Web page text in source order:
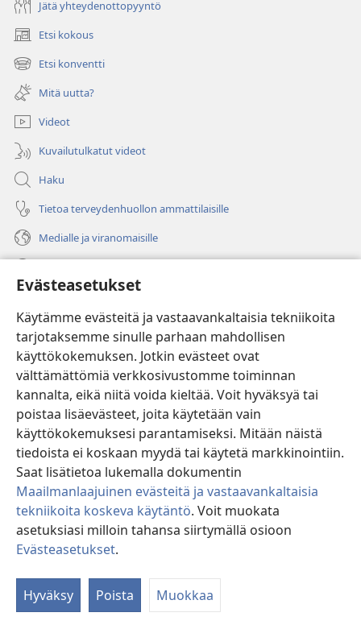
Evästeasetukset
Käytämme evästeitä ja vastaavankaltaisia tekniikoita
tarjotaksemme sinulle parhaan mahdollisen
käyttökokemuksen. Jotkin evästeet ovat
välttämättömiä verkkosivustomme toiminnan
kannalta, eikä niitä voida kieltää. Voit hyväksyä tai
poistaa lisäevästeet, joita käytetään vain
käyttökokemuksesi parantamiseksi. Mitään näistä
tiedoista ei koskaan myydä tai käytetä markkinointiin.
Saat lisätietoa lukemalla dokumentin
Maailmanlaajuinen evästeitä ja vastaavankaltaisia
tekniikoita koskeva käytäntö. Voit muokata
asetuksiasi milloin tahansa siirtymällä osioon
Evästeasetukset.
Hyväksy Poista Muokkaa
Jätä yhteydenottopyyntö
Etsi kokous
(avaa
uuden
ikkunan)
Etsi konventti
(avaa
uuden
ikkunan)
Mitä uutta?
Videot
Kuvailutulkatut videot
Haku
Tietoa terveydenhuollon ammattilaisille
Medialle ja viranomaisille
(avaa
uuden
ikkunan)Vartiotornin VERKKOKIRJASTO
(avaa
uuden
ikkunan)JW Hub ®
(avaa
uuden
ikkunan)
®
Watchtower Library
Copyright
© 2026 Watch Tower Bible and Tract Society of Pennsylvania.
KÄYTTÖEHDOT|TIETOSUOJAKÄYTÄNTÖ